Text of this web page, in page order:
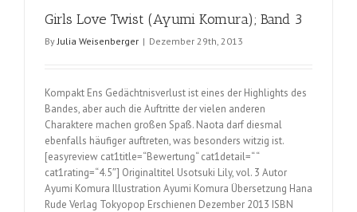
Girls Love Twist (Ayumi Komura); Band 3
ByJulia Weisenberger | Dezember 29th, 2013
Kompakt Ens Gedächtnisverlust ist eines der Highlights des
Bandes, aber auch die Auftritte der vielen anderen
Charaktere machen großen Spaß. Naota darf diesmal
ebenfalls häufiger auftreten, was besonders witzig ist.
[easyreview cat1title=“Bewertung“ cat1detail=“ “
cat1rating=“4.5″] Originaltitel Usotsuki Lily, vol. 3 Autor
Ayumi Komura Illustration Ayumi Komura Übersetzung Hana
Rude Verlag Tokyopop Erschienen Dezember 2013 ISBN